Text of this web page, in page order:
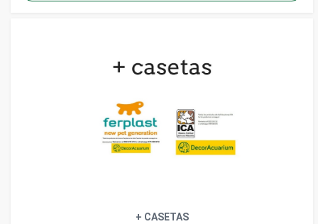
+ CASETAS